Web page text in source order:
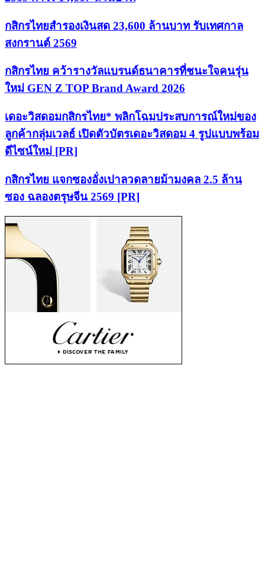
กสิกรไทยสำรองเงินสด 23,600 ล้านบาท รับเทศกาล
สงกรานต์ 2569
กสิกรไทย คว้ารางวัลแบรนด์ธนาคารที่ชนะใจคนรุ่น
ใหม่ GEN Z TOP Brand Award 2026
เดอะวิสดอมกสิกรไทย* พลิกโฉมประสบการณ์ใหม่ของ
ลูกค้ากลุ่มเวลธ์ เปิดตัวบัตรเดอะวิสดอม 4 รูปแบบพร้อม
ดีไซน์ใหม่ [PR]
กสิกรไทย แจกซองอั่งเปาลวดลายม้ามงคล 2.5 ล้าน
ซอง ฉลองตรุษจีน 2569 [PR]